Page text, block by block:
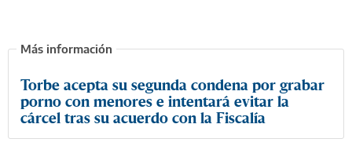
Torbe acepta su segunda condena por grabar
porno con menores e intentará evitar la
cárcel tras su acuerdo con la Fiscalía